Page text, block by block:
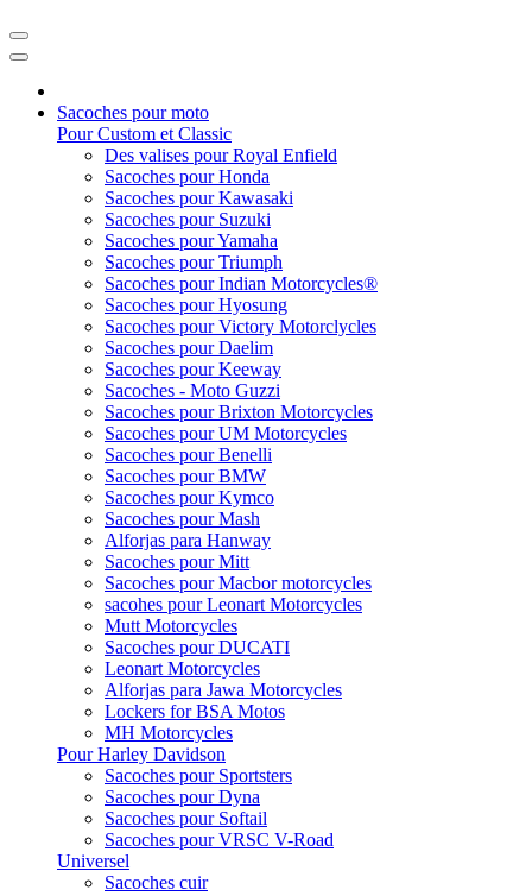
Sacoches pour moto
Pour Custom et Classic
Des valises pour Royal Enfield
Sacoches pour Honda
Sacoches pour Kawasaki
Sacoches pour Suzuki
Sacoches pour Yamaha
Sacoches pour Triumph
Sacoches pour Indian Motorcycles®
Sacoches pour Hyosung
Sacoches pour Victory Motorclycles
Sacoches pour Daelim
Sacoches pour Keeway
Sacoches - Moto Guzzi
Sacoches pour Brixton Motorcycles
Sacoches pour UM Motorcycles
Sacoches pour Benelli
Sacoches pour BMW
Sacoches pour Kymco
Sacoches pour Mash
Alforjas para Hanway
Sacoches pour Mitt
Sacoches pour Macbor motorcycles
sacohes pour Leonart Motorcycles
Mutt Motorcycles
Sacoches pour DUCATI
Leonart Motorcycles
Alforjas para Jawa Motorcycles
Lockers for BSA Motos
MH Motorcycles
Pour Harley Davidson
Sacoches pour Sportsters
Sacoches pour Dyna
Sacoches pour Softail
Sacoches pour VRSC V-Road
Universel
Sacoches cuir